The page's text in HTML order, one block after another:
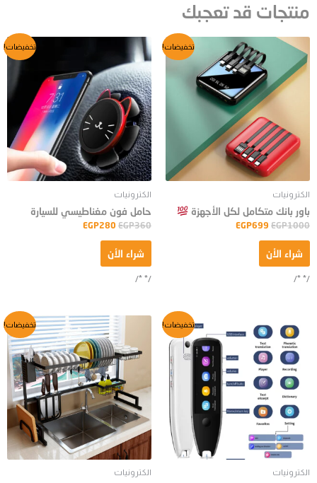
منتجات قد تعجبك
تخفيضات!
الكترونيات
باور بانك متكامل لكل الأجهزة
EGP1000
الأصلي
هو:
EGP1000.
EGP699
الحالي
هو:
EGP699.
شراء الأن
/* */
تخفيضات!
الكترونيات
حامل فون مغناطيسي للسيارة
EGP360
هو:
EGP360.
EGP280
EGP280.
شراء الأن
/* */
تخفيضات!
الكترونيات
الأصلي
هو:
EGP3800.
الحالي
هو:
EGP2399.
تخفيضات!
الكترونيات
السعر
الأصلي
هو:
EGP1250.
السعر
الحالي
هو:
EGP999.